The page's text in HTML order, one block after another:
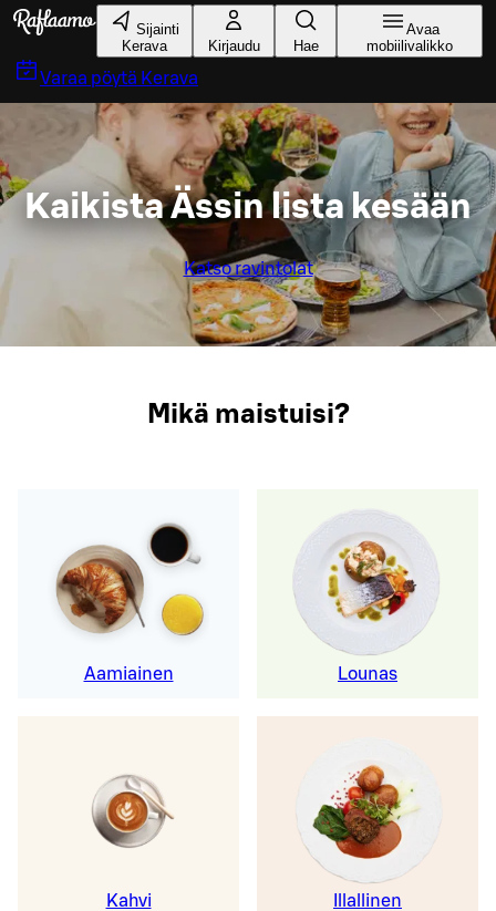
Siirry pääsisältöön
Sijainti
Kerava
Kirjaudu Hae
Avaa
mobiilivalikko
Varaa pöytä Kerava
Kaikista Ässin lista kesään
Katso ravintolat
Mikä maistuisi?
Aamiainen Lounas
Kahvi Illallinen